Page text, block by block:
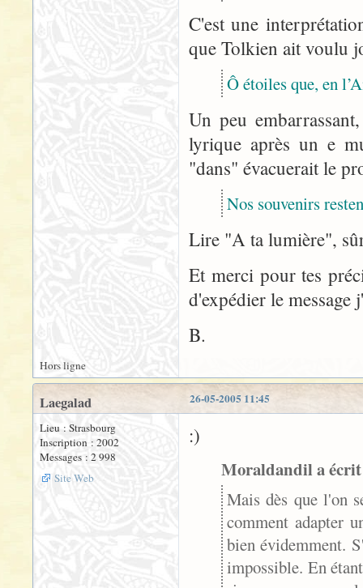
C'est une
que Tolkien ait voulu
Ô étoiles que, en
Un peu
lyrique après un e
"dans" évacuerait le
Nos souvenirs
Lire "A ta lumière",
Et merci pour tes
d'expédier le
B.
Hors ligne
26-05-2005 11:45
Laegalad
Lieu : Strasbourg
Inscription : 2002
Messages : 2 998
Site Web
:)
Moraldandil a
Mais dès que l'on
comment adapter
bien évidemment.
impossible. En